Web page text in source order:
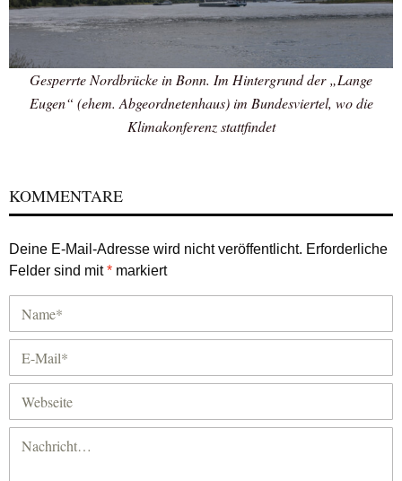
Gesperrte Nordbrücke in Bonn. Im Hintergrund der „Lange
Eugen“ (ehem. Abgeordnetenhaus) im Bundesviertel, wo die
Klimakonferenz stattfindet
KOMMENTARE
Deine E-Mail-Adresse wird nicht veröffentlicht. Erforderliche
Felder sind mit* markiert